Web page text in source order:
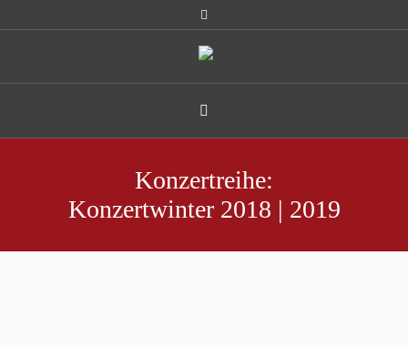
Konzertreihe:
Konzertwinter 2018 | 2019